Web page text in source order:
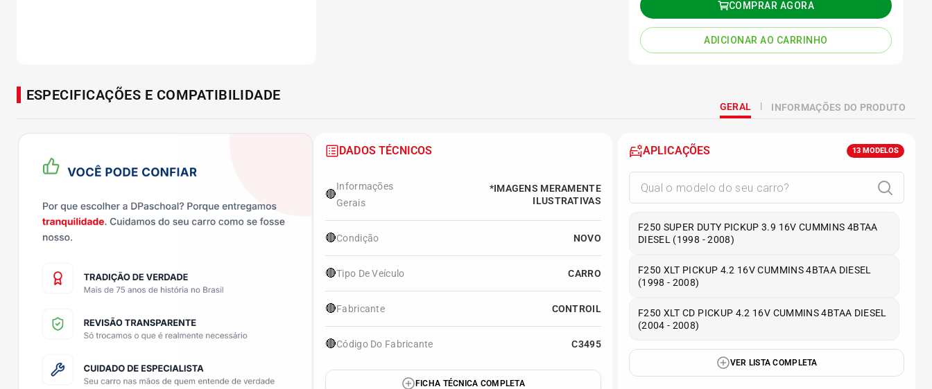
COMPRAR AGORA
ADICIONAR AO CARRINHO
ESPECIFICAÇÕES E COMPATIBILIDADE
GERAL INFORMAÇÕES DO PRODUTO
DADOS TÉCNICOS
🔴
Informações
Gerais
*IMAGENS MERAMENTE
ILUSTRATIVAS
🔴Condição NOVO
🔴Tipo De Veículo CARRO
🔴Fabricante CONTROIL
🔴Código Do Fabricante C3495
FICHA TÉCNICA COMPLETA
APLICAÇÕES 13 MODELOS
F250 SUPER DUTY PICKUP 3.9 16V CUMMINS 4BTAA
DIESEL (1998 - 2008)
F250 XLT PICKUP 4.2 16V CUMMINS 4BTAA DIESEL
(1998 - 2008)
F250 XLT CD PICKUP 4.2 16V CUMMINS 4BTAA DIESEL
(2004 - 2008)
VER LISTA COMPLETA